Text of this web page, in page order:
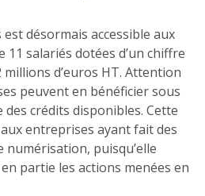
désormais accessible aux
salariés dotées d’un chiffre
millions d’euros HT. Attention
peuvent en bénéficier sous
crédits disponibles. Cette
entreprises ayant fait des
numérisation, puisqu’elle
partie les actions menées en